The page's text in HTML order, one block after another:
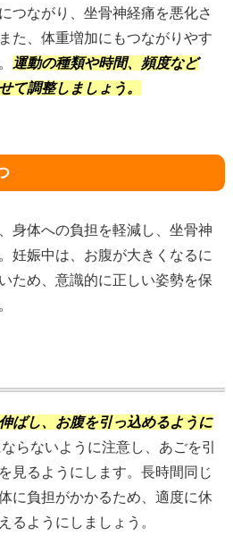
つながり、坐骨神経痛を悪化さ
た、体重増加にもつながりやす
運動の種類や時間、頻度など
て調整しましょう。
身体への負担を軽減し、坐骨神
妊娠中は、お腹が大きくなるに
ため、意識的に正しい姿勢を保
ばし、お腹を引っ込めるように
らないように注意し、あごを引
見るようにします。長時間同じ
に負担がかかるため、適度に休
るようにしましょう。